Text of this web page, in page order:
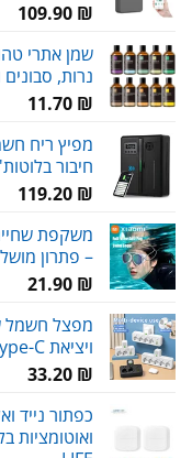
109.90 ₪
נרות, סבונים
11.70 ₪
מפיץ ריח
חיבור
119.20 ₪
– פתרון
21.90 ₪
ויציאת Type-C - מגן ומייצב מתח
33.20 ₪
כפתור נייד